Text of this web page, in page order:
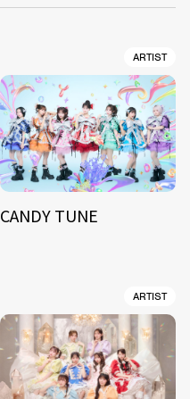
ARTIST
CANDY TUNE
ARTIST